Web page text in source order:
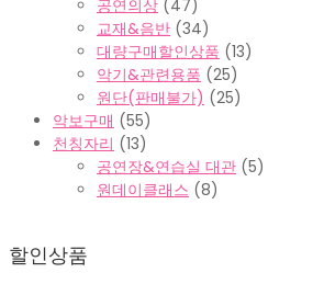
공연의상 (47)
교재&음반 (34)
대량구매할인상품 (13)
악기&관련용품 (25)
원단(판매불가) (25)
악보구매 (55)
천칭자리 (13)
공연장&연습실 대관 (5)
원데이클래스 (8)
할인상품